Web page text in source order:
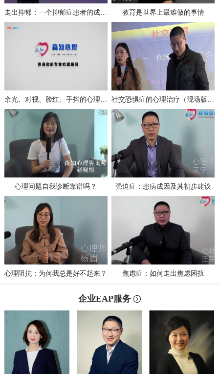
走出抑郁：一个抑郁症患者的成功自救（上） 教育是世界上最难做的事情
余光、对视、脸红、手抖的心理分析与治疗 社交恐惧症的心理治疗（现场版一）
心理问题自我诊断靠谱吗？ 强迫症：患病成因及其初步建议
心理阻抗：为何我总是好不起来？ 焦虑症：如何走出焦虑困扰
企业EAP服务